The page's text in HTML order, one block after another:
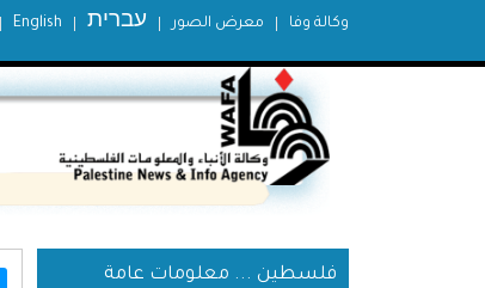
English עברית معرض الصور وكالة وفا
فلسطين ... معلومات عامة